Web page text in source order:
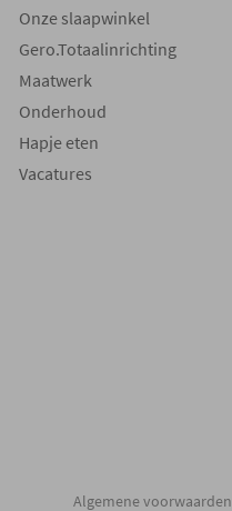
Onze slaapwinkel
Gero.Totaalinrichting
Maatwerk
Onderhoud
Hapje eten
Vacatures
Algemene voorwaarden